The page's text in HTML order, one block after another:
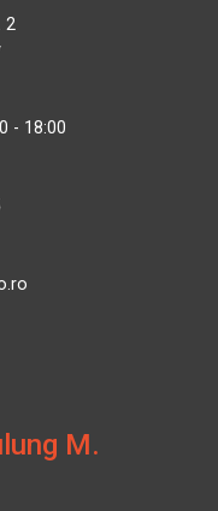
2
- 18:00
M.